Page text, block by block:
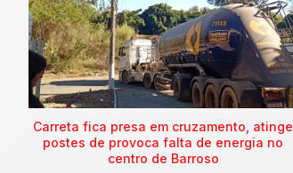
Carreta fica presa em cruzamento, atinge
postes de provoca falta de energia no
centro de Barroso